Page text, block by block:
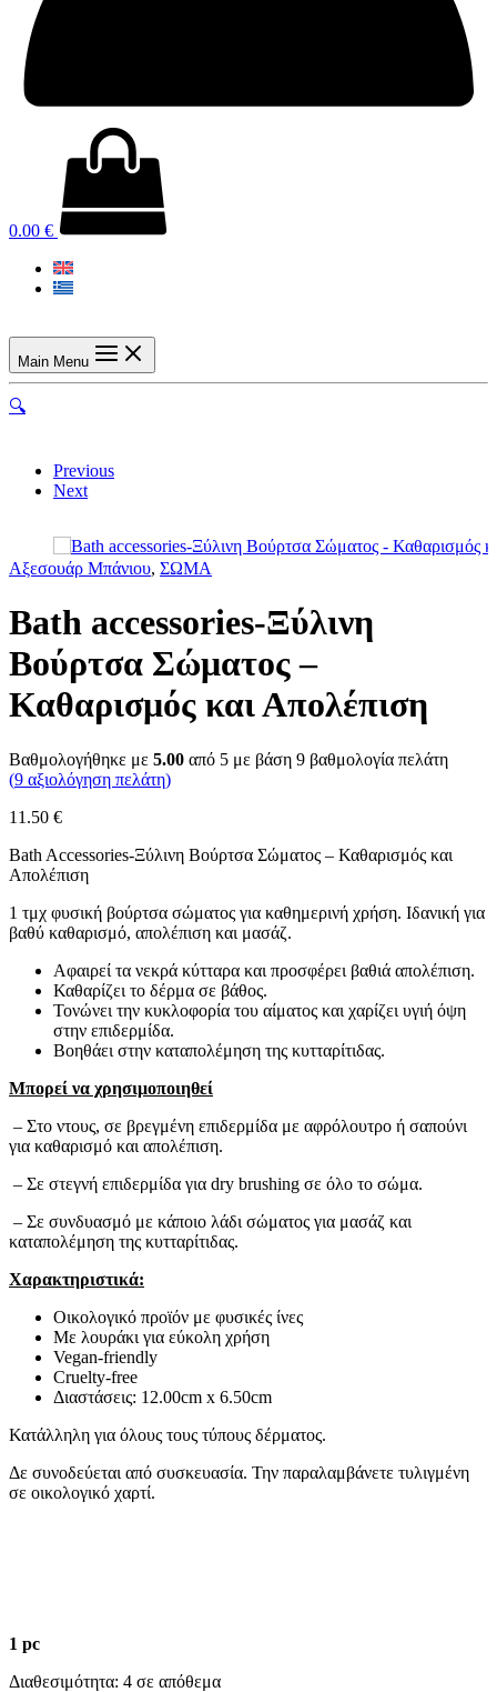
0.00 €
Main Menu
🔍
Previous
Next
Αξεσουάρ Μπάνιου, ΣΩΜΑ
Bath accessories-Ξύλινη
Βούρτσα Σώματος –
Καθαρισμός και Απολέπιση
Βαθμολογήθηκε με 5.00 από 5 με βάση 9 βαθμολογία πελάτη
(9 αξιολόγηση πελάτη)
11.50 €
Bath Accessories-Ξύλινη Βούρτσα Σώματος – Καθαρισμός και
Απολέπιση
1 τμχ φυσική βούρτσα σώματος για καθημερινή χρήση. Ιδανική για
βαθύ καθαρισμό, απολέπιση και μασάζ.
Αφαιρεί τα νεκρά κύτταρα και προσφέρει βαθιά απολέπιση.
Καθαρίζει το δέρμα σε βάθος.
Τονώνει την κυκλοφορία του αίματος και χαρίζει υγιή όψη
στην επιδερμίδα.
Βοηθάει στην καταπολέμηση της κυτταρίτιδας.
Μπορεί να χρησιμοποιηθεί
– Στο ντους, σε βρεγμένη επιδερμίδα με αφρόλουτρο ή σαπούνι
για καθαρισμό και απολέπιση.
– Σε στεγνή επιδερμίδα για dry brushing σε όλο το σώμα.
– Σε συνδυασμό με κάποιο λάδι σώματος για μασάζ και
καταπολέμηση της κυτταρίτιδας.
Χαρακτηριστικά:
Οικολογικό προϊόν με φυσικές ίνες
Με λουράκι για εύκολη χρήση
Vegan-friendly
Cruelty-free
Διαστάσεις: 12.00cm x 6.50cm
Κατάλληλη για όλους τους τύπους δέρματος.
Δε συνοδεύεται από συσκευασία. Την παραλαμβάνετε τυλιγμένη
σε οικολογικό χαρτί.
1 pc
Διαθεσιμότητα: 4 σε απόθεμα